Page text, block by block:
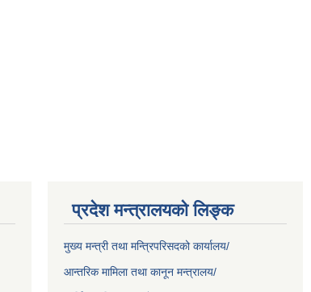
प्रदेश मन्त्रालयको लिङ्क
मुख्य मन्त्री तथा मन्त्रिपरिसदको कार्यालय/
आन्तरिक मामिला तथा कानून मन्त्रालय/